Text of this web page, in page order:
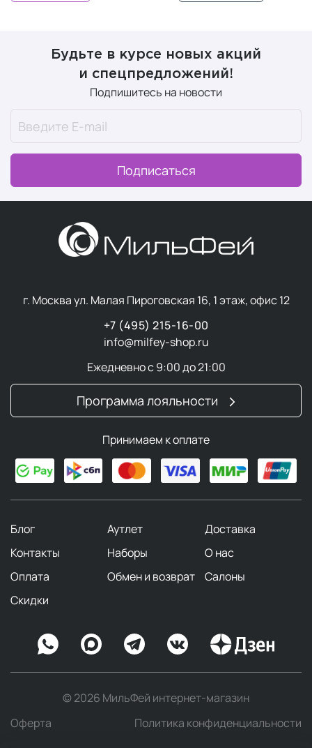
Будьте в курсе новых акций
и спецпредложений!
Подпишитесь на новости
Подписаться
г. Москва ул. Малая Пироговская 16, 1 этаж, офис 12
+7 (495) 215-16-00
info@milfey-shop.ru
Ежедневно с 9:00 до 21:00
Программа лояльности
Принимаем к оплате
Блог Аутлет
Доставка
Контакты
Наборы
О нас
Оплата
Обмен и возврат
Салоны
Скидки
© 2026 МильФей интернет-магазин
Оферта
Политика конфиденциальности